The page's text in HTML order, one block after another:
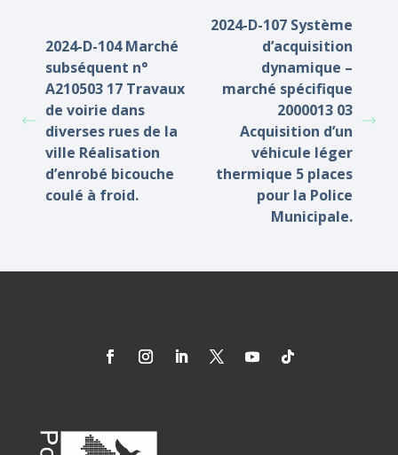
2024-D-104 Marché
subséquent n°
A210503 17 Travaux
de voirie dans
diverses rues de la
ville Réalisation
d’enrobé bicouche
coulé à froid.
2024-D-107 Système
d’acquisition
dynamique –
marché spécifique
2000013 03
Acquisition d’un
véhicule léger
thermique 5 places
pour la Police
Municipale.